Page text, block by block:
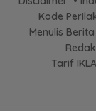
Kode
Menulis Berita
Tarif